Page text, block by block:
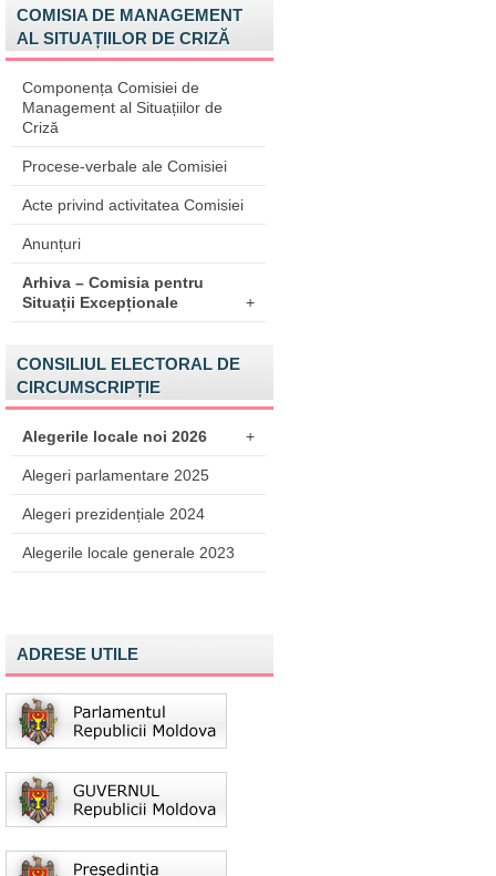
COMISIA DE MANAGEMENT
AL SITUAȚIILOR DE CRIZĂ
Componența Comisiei de
Management al Situațiilor de
Criză
Procese-verbale ale Comisiei
Acte privind activitatea Comisiei
Anunțuri
Arhiva – Comisia pentru
Situații Excepționale
+
CONSILIUL ELECTORAL DE
CIRCUMSCRIPȚIE
Alegerile locale noi 2026 +
Alegeri parlamentare 2025
Alegeri prezidențiale 2024
Alegerile locale generale 2023
ADRESE UTILE